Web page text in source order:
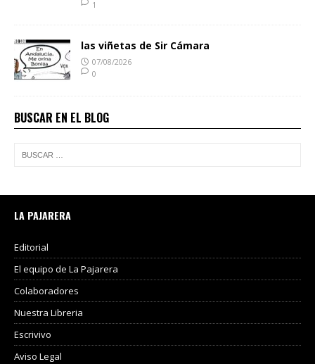
1
las viñetas de Sir Cámara
07/08/2026
0
BUSCAR EN EL BLOG
LA PAJARERA
Editorial
El equipo de La Pajarera
Colaboradores
Nuestra Libreria
Escrivivo
Aviso Legal